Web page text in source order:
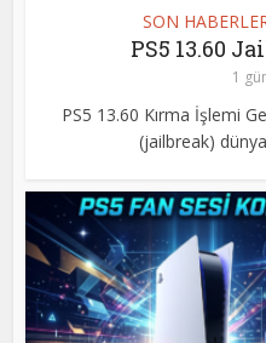
SON
PS5 13.60
1
PS5 13.60 Kırma İşlemi
(jailbreak)